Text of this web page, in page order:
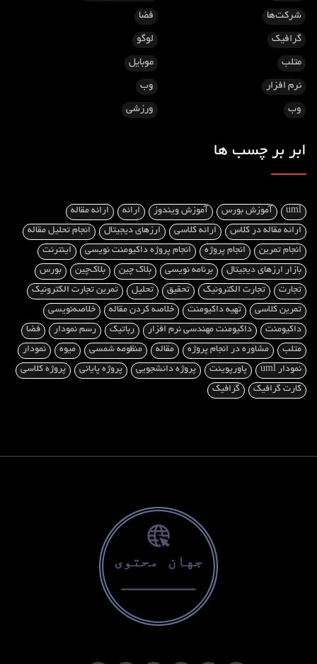
شرکت‌ها فضا
گرافیک لوگو
متلب موبایل
نرم افزار وب
وب ورزشی
ابر بر چسب ها
uml آموزش بورس آموزش ویندوز ارائه
ارائه مقاله
ارائه مقاله در کلاس
ارائه کلاسی ارزهای دیجیتال
انجام تحلیل مقاله
انجام تمرین
انجام پروژه انجام پروژه داکیومنت‌ نویسی
اینترنت
بازار ارزهای دیجیتال
برنامه نویسی بلاک چین بلاک‌چین
بورس
تجارت
تجارت الکترونیک تحقیق تحلیل
تمرین تجارت الکترونیک
تمرین کلاسی
تهیه داکیومنت خلاصه کردن مقاله
خلاصه‌نویسی
داکیومنت
داکیومنت مهندسی نرم افزار رباتیک رسم نمودار
فضا
متلب
مشاوره در انجام پروژه مقاله منظومه شمسی میوه
نمودار
نمودار uml
پاورپوینت پروژه دانشجویی پروژه پایانی
پروژه کلاسی
کارت گرافیک
گرافیک